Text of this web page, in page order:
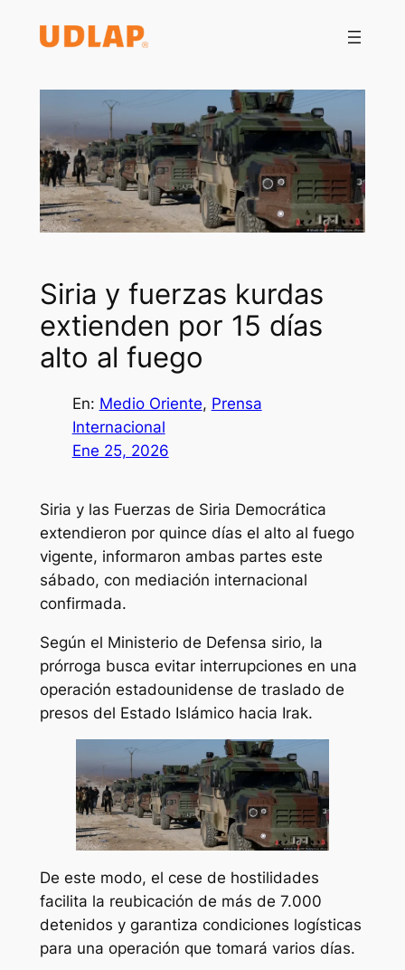
Siria y fuerzas kurdas
extienden por 15 días
alto al fuego
En: Medio Oriente, Prensa
Internacional
Ene 25, 2026
Siria y las Fuerzas de Siria Democrática
extendieron por quince días el alto al fuego
vigente, informaron ambas partes este
sábado, con mediación internacional
confirmada.
Según el Ministerio de Defensa sirio, la
prórroga busca evitar interrupciones en una
operación estadounidense de traslado de
presos del Estado Islámico hacia Irak.
De este modo, el cese de hostilidades
facilita la reubicación de más de 7.000
detenidos y garantiza condiciones logísticas
para una operación que tomará varios días.